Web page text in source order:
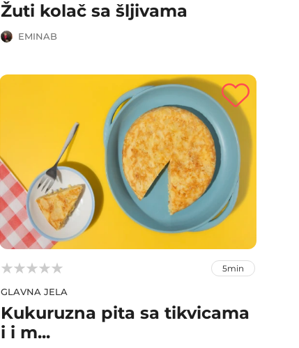
Žuti kolač sa šljivama
EMINAB


 5min
GLAVNA JELA
Kukuruzna pita sa tikvicama
i i m...